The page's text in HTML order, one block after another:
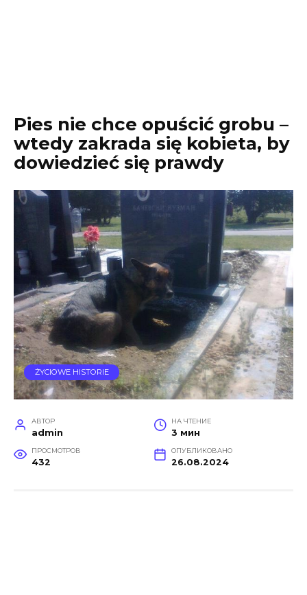
Pies nie chce opuścić grobu –
wtedy zakrada się kobieta, by
dowiedzieć się prawdy
ŻYCIOWE HISTORIE
АВТОР
admin
НА ЧТЕНИЕ
3 мин
ПРОСМОТРОВ
432
ОПУБЛИКОВАНО
26.08.2024